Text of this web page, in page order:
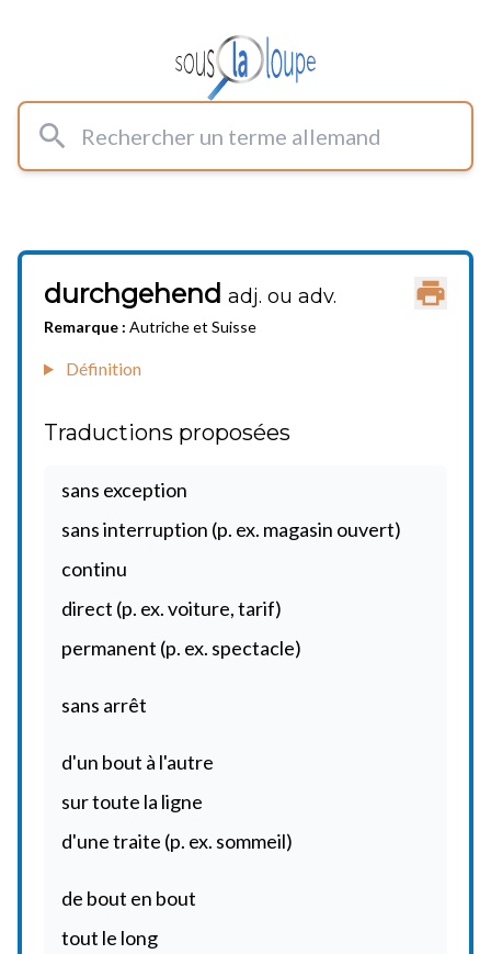
Rechercher un terme allemand
durchgehend adj. ou adv.
Remarque : Autriche et Suisse
Définition
Traductions proposées
sans exception
sans interruption (p. ex. magasin ouvert)
continu
direct (p. ex. voiture, tarif)
permanent (p. ex. spectacle)
sans arrêt
d'un bout à l'autre
sur toute la ligne
d'une traite (p. ex. sommeil)
de bout en bout
tout le long